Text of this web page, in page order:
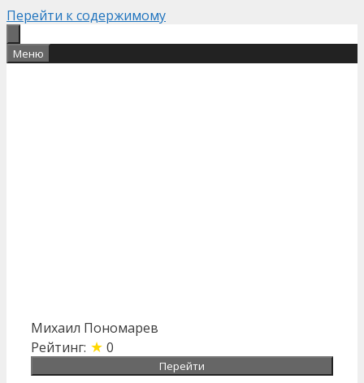
Перейти к содержимому
Меню
Михаил Пономарев
Рейтинг: ★ 0
Перейти